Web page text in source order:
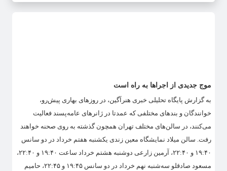
موج جدیدی از اجراها به راه است
به گزارش پایگاه تحلیلی خبری هنرآگین، در روزهای بهاری پیش‌رو،
خوانندگان و بندهای مختلفی که عمدتا در ژانرهای عامه‌پسند فعالیت
می‌کنند، در سالن‌های مختلف تهران همچون گذشته به روی صحنه خواهند
رفت. سالن میلاد نمایشگاه معین زندی یکشنبه هفتم خرداد در دو سانس
۱۹:۴۰ و ۲۲:۴۰، آرمین زارعی دوشنبه هشتم خرداد ساعت ۱۹:۴۰ و ۲۲:۴۰،
مسعود صادقلو سه‌شنبه نهم خرداد در دو سانس ۱۹:۴۵ و ۲۲:۴۵، حامیم